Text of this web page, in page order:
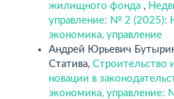
жилищного фонда ,
управление: № 2 (2025):
экономика, управление
Андрей Юрьевич
Статива, Строительство
новации в
экономика, управление: